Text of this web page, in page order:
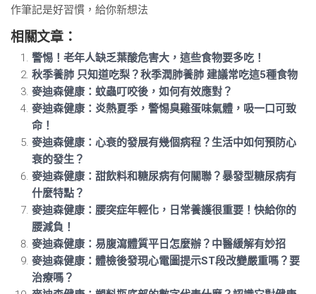
作筆記是好習慣，給你新想法
相關文章：
警惕！老年人缺乏葉酸危害大，這些食物要多吃！
秋季養肺 只知道吃梨？秋季潤肺養肺 建議常吃這5種食物
麥迪森健康：蚊蟲叮咬後，如何有效應對？
麥迪森健康：炎熱夏季，警惕臭雞蛋味氣體，吸一口可致
命！
麥迪森健康：心衰的發展有幾個病程？生活中如何預防心
衰的發生？
麥迪森健康：甜飲料和糖尿病有何關聯？暴發型糖尿病有
什麼特點？
麥迪森健康：腰突症年輕化，日常養護很重要！快給你的
腰減負！
麥迪森健康：易腹瀉體質平日怎麼辦？中醫緩解有妙招
麥迪森健康：體檢後發現心電圖提示ST段改變嚴重嗎？要
治療嗎？